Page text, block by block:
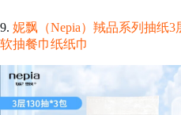
9. 妮飘（Nepia）羢品系列抽纸
软抽餐巾纸纸巾